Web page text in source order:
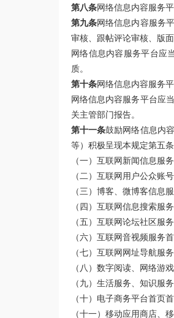
第八条网络信息内容服务
第九条网络信息内容服务
审核、跟帖评论审核、版
网络信息内容服务平台应
质。
第十条网络信息内容服务
网络信息内容服务平台应
关主管部门报告。
第十一条鼓励网络信息内
等）积极呈现本规定第五
（一）互联网新闻信息服
（二）互联网用户公众账
（三）博客、微博客信息
（四）互联网信息搜索服
（五）互联网论坛社区服
（六）互联网音视频服务
（七）互联网网址导航服
（八）数字阅读、网络游
（九）生活服务、知识服
（十）电子商务平台首页
（十一）移动应用商店、